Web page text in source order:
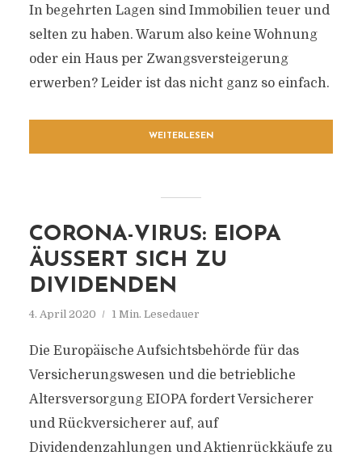
In begehrten Lagen sind Immobilien teuer und
selten zu haben. Warum also keine Wohnung
oder ein Haus per Zwangsversteigerung
erwerben? Leider ist das nicht ganz so einfach.
WEITERLESEN
CORONA-VIRUS: EIOPA
ÄUSSERT SICH ZU D
IVIDENDEN
4. April 2020 1 Min. Lesedauer
Die Europäische Aufsichtsbehörde für das
Versicherungswesen und die betriebliche
Altersversorgung EIOPA fordert Versicherer
und Rückversicherer auf, auf
Dividendenzahlungen und Aktienrückkäufe zu